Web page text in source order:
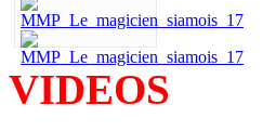
VIDEOS